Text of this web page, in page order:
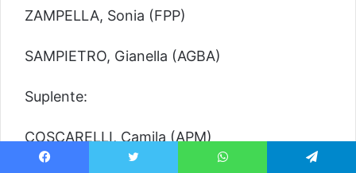
ZAMPELLA, Sonia (FPP)
SAMPIETRO, Gianella (AGBA)
Suplente:
COSCARELLI, Camila (APM)